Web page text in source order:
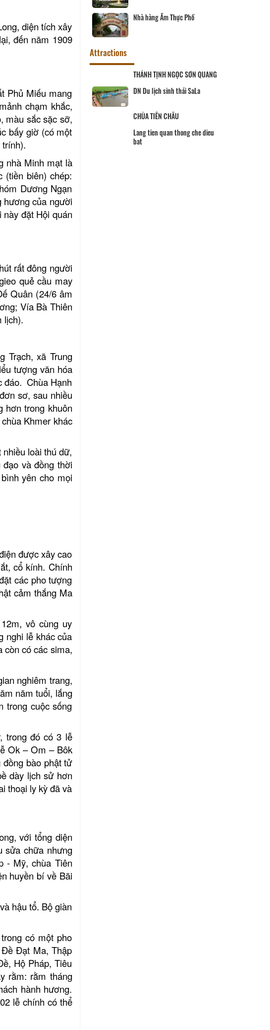
diện tích xây
đến năm 1909
Phủ Miếu mang
chạm khắc,
màu sắc sặc sỡ,
bấy giờ (có một
nhà Minh mạt là
biên) chép:
Dương Ngạn
hương của người
đặt Hội quán
rất đông người
quẻ cầu may
Quân (24/6 âm
Vía Bà Thiên
lịch).
Trạch, xã Trung
tượng văn hóa
đáo. Chùa Hạnh
sơ, sau nhiều
hơn trong khuôn
Khmer khác
loài thú dữ,
và đồng thời
yên cho mọi
được xây cao
cổ kính. Chính
các pho tượng
cảm thắng Ma
vô cùng uy
nghi lễ khác của
còn có các sima,
nghiêm trang,
năm tuổi, lắng
trong cuộc sống
trong đó có 3 lễ
Ok – Om – Bôk
bào phật tử
dày lịch sử hơn
thoại ly kỳ đã và
,với tổng diện
sửa chữa nhưng
- Mỹ, chùa Tiên
huyền bí về Bãi
hậu tổ. Bộ giàn
có một pho
Đạt Ma, Thập
Hộ Pháp, Tiêu
rằm: rằm tháng
hành hương.
lễ chính có thể
Nhà hàng Ẩm Thực Phố
Attractions
KHU DU LỊCH VINH SANG
VĂN THÁNH MIẾU VĨNH LONG
DN Đình Tân Hoa
THÁNH TỊNH NGỌC SƠN QUANG
CHÙA TIÊN CHÂU